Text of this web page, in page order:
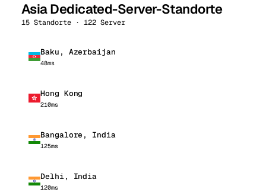
Asia Dedicated-Server-Standorte
15 Standorte · 122 Server
Baku, Azerbaijan
48ms
Hong Kong
210ms
Bangalore, India
125ms
Delhi, India
120ms